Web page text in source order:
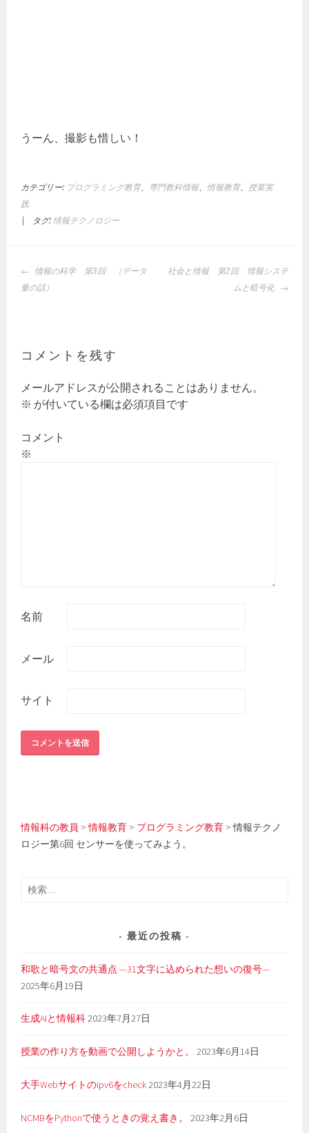
うーん、撮影も惜しい！
カテゴリー: プログラミング教育、 専門教科情報、 情報教育、 授業実
践
タグ: 情報テクノロジー
投
稿
ー
ョ
ン
情報の科学 第3回 （データ
量の話）
社会と情報 第2回 情報システ
ムと暗号化
コメントを残す
メールアドレスが公開されることはありません。
※ が付いている欄は必須項目です
コメント
※
名前
メール
サイト
情報科の教員 >情報教育 > プログラミング教育 >情報テクノ
ロジー第6回 センサーを使ってみよう。
検
最近の投稿
和歌と暗号文の共通点 —31文字に込められた想いの復号—
2025年6月19日
生成AIと情報科2023年7月27日
授業の作り方を動画で公開しようかと。 2023年6月14日
大手Webサイトのipv6をcheck2023年4月22日
NCMBをPythonで使うときの覚え書き。 2023年2月6日